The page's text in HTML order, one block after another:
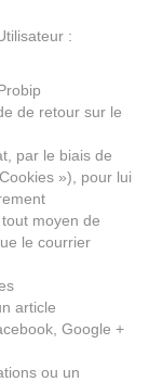
:
de retour sur le
par le biais de
»), pour lui
moyen de
le courrier
article
Google +
ou un